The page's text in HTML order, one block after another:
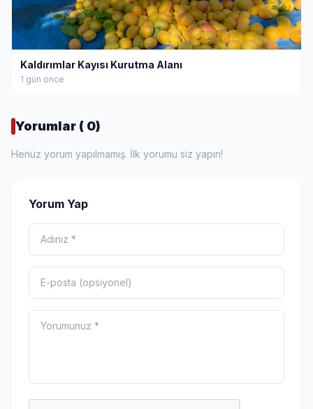
Kaldırımlar Kayısı Kurutma Alanı
1 gün önce
Yorumlar ( 0)
Henüz yorum yapılmamış. İlk yorumu siz yapın!
Yorum Yap